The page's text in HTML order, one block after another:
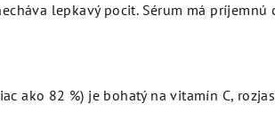
lepkavý pocit. Sérum má
ako 82 %) je bohatý na vitamín C,